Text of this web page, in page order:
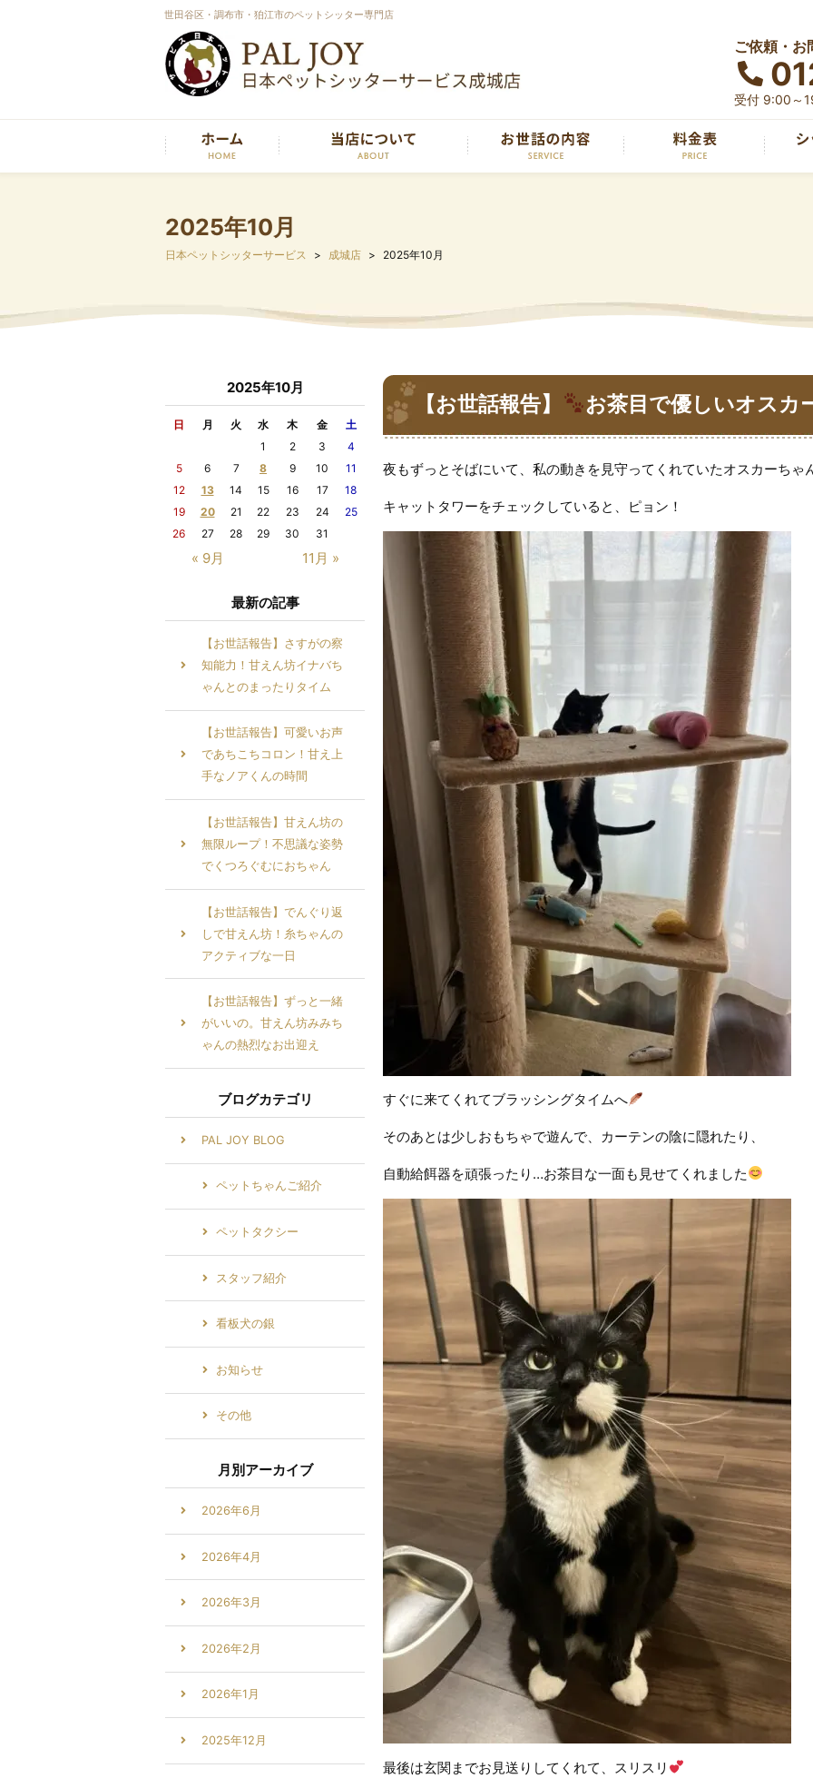
世田谷区・調布市・狛江市のペットシッター専門店
ご依頼・お
受付 9:00～
2025年10月
日本ペットシッターサービス 成城店 2025年10月
【お世話報告】 お茶目で優しいオスカ
夜もずっとそばにいて、私の動きを見守ってくれていたオスカーちゃ
キャット タワーをチェックしていると、ピョン ！
すぐに来てくれてブラッシングタイムへ
そのあとは少しおもちゃで遊んで、カーテンの陰に隠れたり、
自動給餌器を頑張ったり…お茶目な一面も見せてくれました
最後は玄関までお見送りしてくれて、スリスリ
2025年10月
日 月 火 水 木 金 土
« 9月 11月 »
1 2 3
4
5
6 7 8 9 10
11
12
13 14 15 16 17
18
19
20 21 22 23 24
25
26
27 28 29 30 31
最新の記事
【お世話報告】さすがの察
知能力！甘えん坊イナバち
ゃんとのまったりタイム
【お世話報告】可愛いお声
であちこちコロン！甘え上
手なノアくんの時間
【お世話報告】甘えん坊の
無限ループ！不思議な姿勢
でくつろぐむにおちゃん
【お世話報告】でんぐり返
しで甘えん坊！糸ちゃんの
アクティブな一日
【お世話報告】ずっと一緒
がいいの。甘えん坊みみち
ゃんの熱烈なお出迎え
ブログカテゴリ
PAL JOY BLOG
ペットちゃんご紹介
ペットタクシー
スタッフ紹介
看板犬の銀
お知らせ
その他
月別アーカイブ
2026年6月
2026年4月
2026年3月
2026年2月
2026年1月
2025年12月